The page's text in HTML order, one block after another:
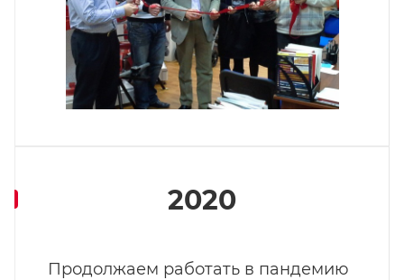
2020
Продолжаем работать в пандемию